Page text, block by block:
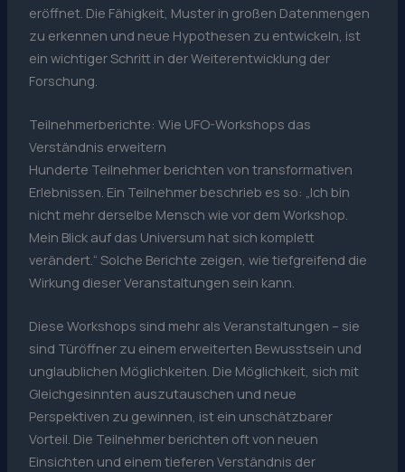
eröffnet. Die Fähigkeit, Muster in großen Datenmengen
zu erkennen und neue Hypothesen zu entwickeln, ist
ein wichtiger Schritt in der Weiterentwicklung der
Forschung.
Teilnehmerberichte: Wie UFO-Workshops das
Verständnis erweitern
Hunderte Teilnehmer berichten von transformativen
Erlebnissen. Ein Teilnehmer beschrieb es so: „Ich bin
nicht mehr derselbe Mensch wie vor dem Workshop.
Mein Blick auf das Universum hat sich komplett
verändert.“ Solche Berichte zeigen, wie tiefgreifend die
Wirkung dieser Veranstaltungen sein kann.
Diese Workshops sind mehr als Veranstaltungen – sie
sind Türöffner zu einem erweiterten Bewusstsein und
unglaublichen Möglichkeiten. Die Möglichkeit, sich mit
Gleichgesinnten auszutauschen und neue
Perspektiven zu gewinnen, ist ein unschätzbarer
Vorteil. Die Teilnehmer berichten oft von neuen
Einsichten und einem tieferen Verständnis der